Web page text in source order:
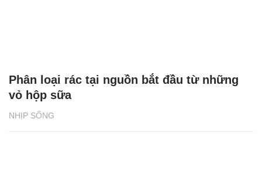
NHỊP SỐNG
Phân loại rác tại nguồn bắt đầu từ những
vỏ hộp sữa